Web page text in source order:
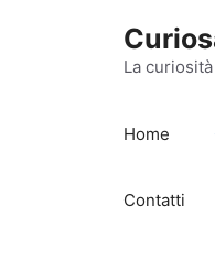
La
Home
Contatti